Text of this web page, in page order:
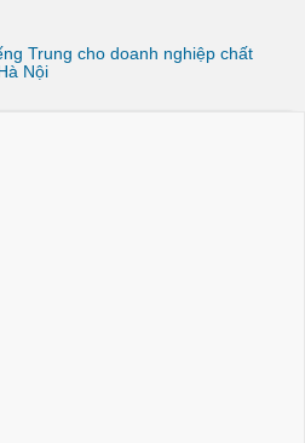
Trung cho doanh nghiệp chất
Nội